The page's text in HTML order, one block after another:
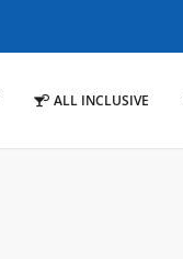
ALL INCLUSIVE